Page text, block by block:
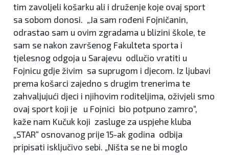
tim zavoljeli košarku ali i druženje koje ovaj sport
sa sobom donosi. „Ja sam rođeni Fojničanin,
odrastao sam u ovim zgradama u blizini škole, te
sam se nakon završenog Fakulteta sporta i
tjelesnog odgoja u Sarajevu odlučio vratiti u
Fojnicu gdje živim sa suprugom i djecom. Iz ljubavi
prema košarci zajedno s drugim trenerima te
zahvaljujući djeci i njihovim roditeljima, oživjeli smo
ovaj sport koji je u Fojnici bio potpuno zamro“,
kaže nam Kučuk koji zasluge za uspjehe kluba
„STAR“ osnovanog prije 15-ak godina odbija
pripisati isključivo sebi. „Ništa se ne bi moglo